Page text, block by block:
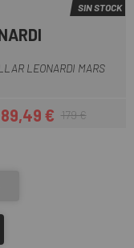
SIN STOCK
LEONARDI MARS
Precio
89,49 €Precio regular
179 €